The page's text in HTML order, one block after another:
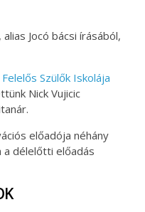
Jocó bácsi írásából,
Felelős Szülők Iskolája
Nick Vujicic
előadója néhány
a délelőtti előadás